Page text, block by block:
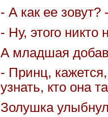
- А как ее
- Ну, этого никто
А младшая
- Принц, кажется,
узнать, кто она
Золушка